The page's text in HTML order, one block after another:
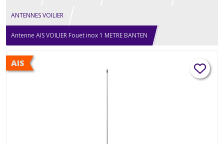
ANTENNES VOILIER
Antenne AIS VOILIER Fouet inox 1 METRE BANTEN
AIS